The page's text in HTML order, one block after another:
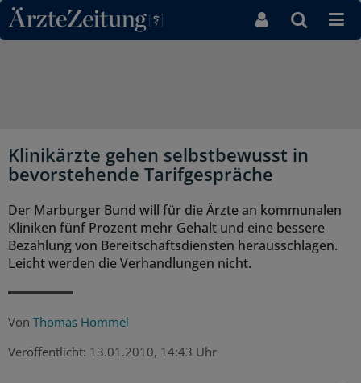
Direkt zum Inhaltsbereich
Klinikärzte gehen selbstbewusst in
bevorstehende Tarifgespräche
Der Marburger Bund will für die Ärzte an kommunalen
Kliniken fünf Prozent mehr Gehalt und eine bessere
Bezahlung von Bereitschaftsdiensten herausschlagen.
Leicht werden die Verhandlungen nicht.
Von Thomas Hommel
Veröffentlicht: 13.01.2010, 14:43 Uhr